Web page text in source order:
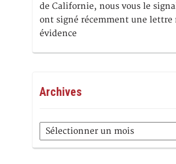
de Californie, nous vous le
ont signé récemment une lettre
évidence
Archives
Archives